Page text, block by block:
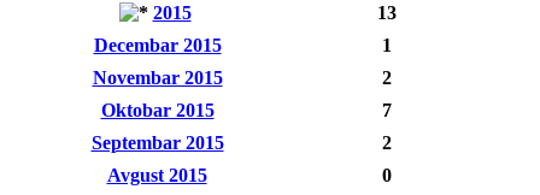
2015
13
Decembar 2015
1
Novembar 2015
2
Oktobar 2015
7
Septembar 2015
2
Avgust 2015
0